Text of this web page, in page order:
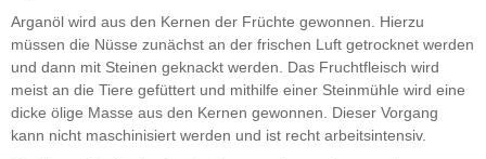
Arganöl wird aus den Kernen der Früchte gewonnen. Hierzu
müssen die Nüsse zunächst an der frischen Luft getrocknet werden
und dann mit Steinen geknackt werden. Das Fruchtfleisch wird
meist an die Tiere gefüttert und mithilfe einer Steinmühle wird eine
dicke ölige Masse aus den Kernen gewonnen. Dieser Vorgang
kann nicht maschinisiert werden und ist recht arbeitsintensiv.